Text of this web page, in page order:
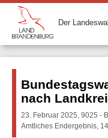
Der
nach
23. Februar 2025, 9025 -
Amtliches Endergebnis,